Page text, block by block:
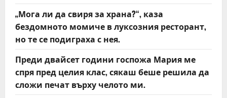
„Мога ли да свиря за храна?“, каза
бездомното момиче в луксозния ресторант,
но те се подиграха с нея.
Преди двайсет години госпожа Мария ме
спря пред целия клас, сякаш беше решила да
сложи печат върху челото ми.